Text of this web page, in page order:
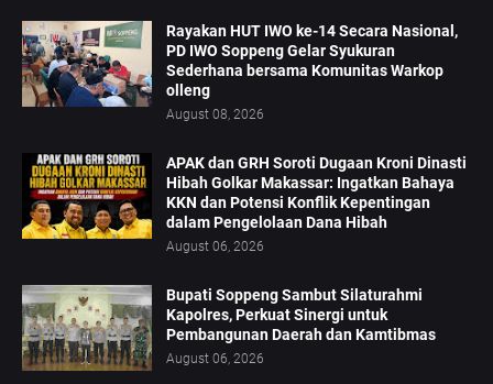
Rayakan HUT IWO ke-14 Secara Nasional,
PD IWO Soppeng Gelar Syukuran
Sederhana bersama Komunitas Warkop
olleng
August 08, 2026
APAK dan GRH Soroti Dugaan Kroni Dinasti
Hibah Golkar Makassar: Ingatkan Bahaya
KKN dan Potensi Konflik Kepentingan
dalam Pengelolaan Dana Hibah
August 06, 2026
Bupati Soppeng Sambut Silaturahmi
Kapolres, Perkuat Sinergi untuk
Pembangunan Daerah dan Kamtibmas
August 06, 2026